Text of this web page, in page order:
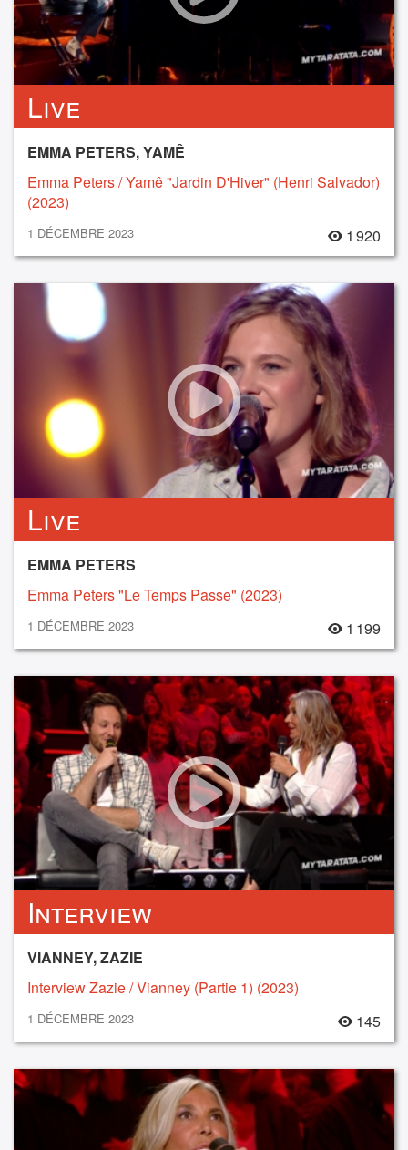
Live
EMMA PETERS, YAMÊ
Emma Peters / Yamê "Jardin D'Hiver" (Henri Salvador)
(2023)
1 DÉCEMBRE 2023 1 920
Live
EMMA PETERS
Emma Peters "Le Temps Passe" (2023)
1 DÉCEMBRE 2023 1 199
Interview
VIANNEY, ZAZIE
Interview Zazie / Vianney (Partie 1) (2023)
1 DÉCEMBRE 2023 145